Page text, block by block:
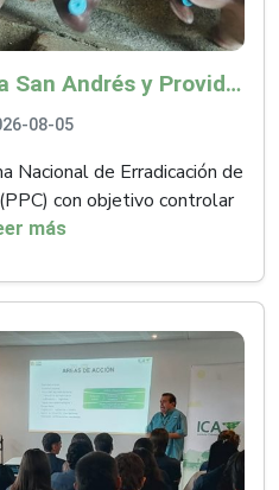
La OMSA reconoció a San Andrés y Providencia como zona libre de Peste Porcina Clásica (PPC)
08-05
Nacional de Erradicación de
con objetivo controlar
más